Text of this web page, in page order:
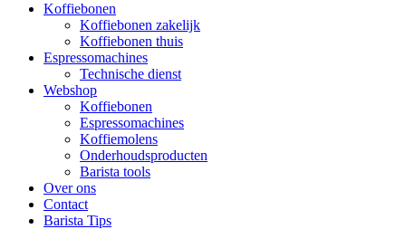
Koffiebonen
Koffiebonen zakelijk
Koffiebonen thuis
Espressomachines
Technische dienst
Webshop
Koffiebonen
Espressomachines
Koffiemolens
Onderhoudsproducten
Barista tools
Over ons
Contact
Barista Tips